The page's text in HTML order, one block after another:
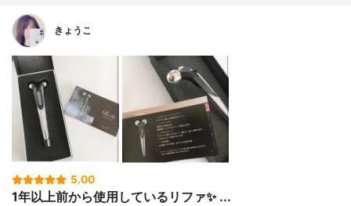
きょうこ
5.00
1年以上前から使用しているリファ✨ ...